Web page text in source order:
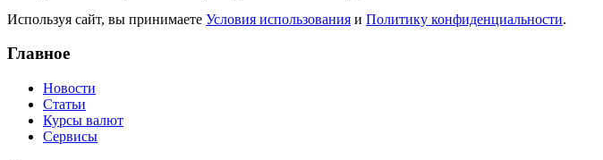
Используя сайт, вы принимаете Условия использования и Политику конфиденциальности.
Главное
Новости
Статьи
Курсы валют
Сервисы